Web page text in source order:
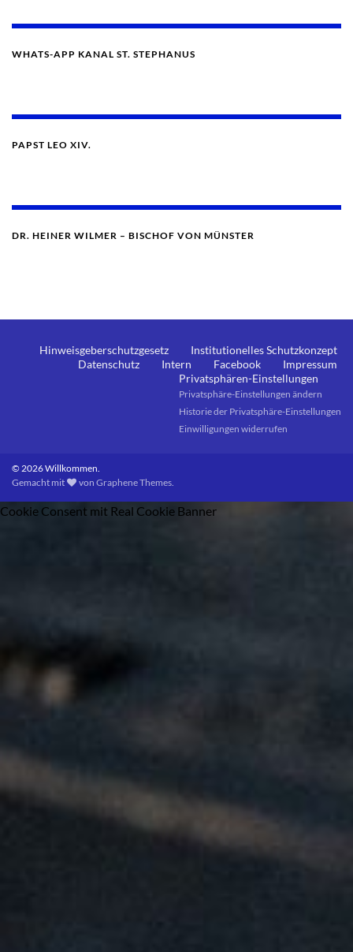
WHATS-APP KANAL ST. STEPHANUS
PAPST LEO XIV.
DR. HEINER WILMER – BISCHOF VON MÜNSTER
Hinweisgeberschutzgesetz
Institutionelles Schutzkonzept
Datenschutz
Intern Facebook
Impressum
Privatsphären-Einstellungen
Privatsphäre-Einstellungen ändern
Historie der Privatsphäre-Einstellungen
Einwilligungen widerrufen
© 2026 Willkommen.
Gemacht mit
vonGraphene Themes
Cookie Consent mit Real Cookie Banner